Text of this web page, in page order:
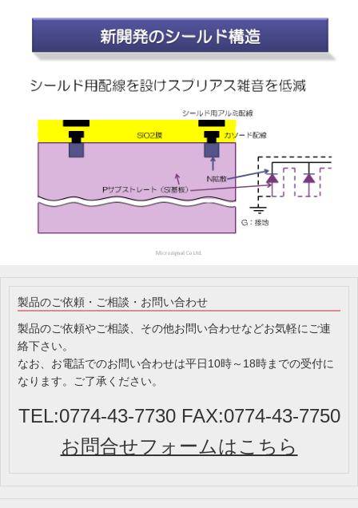
製品のご依頼・ご相談・お問い合わせ
製品のご依頼やご相談、その他お問い合わせなどお気軽にご連
絡下さい。
なお、お電話でのお問い合わせは平日10時～18時までの受付に
なります。ご了承ください。
TEL:0774-43-7730 FAX:0774-43-7750
お問合せフォームはこちら